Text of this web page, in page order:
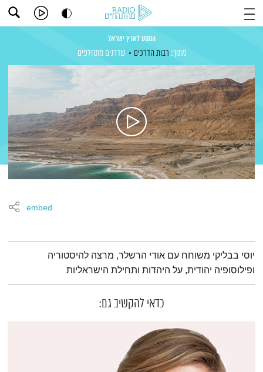
המסע לארץ ישראל
מתוך: רבות הדרכים שדרנים מתחלפים
embed
תמצית הפודקאסט
יוסי בבליקי משוחח עם אודי הרשלר, מרצה להיסטוריה
ופילוסופיה יהודית, על היהדות ותחילת הישראליות
כדאי להקשיב גם: